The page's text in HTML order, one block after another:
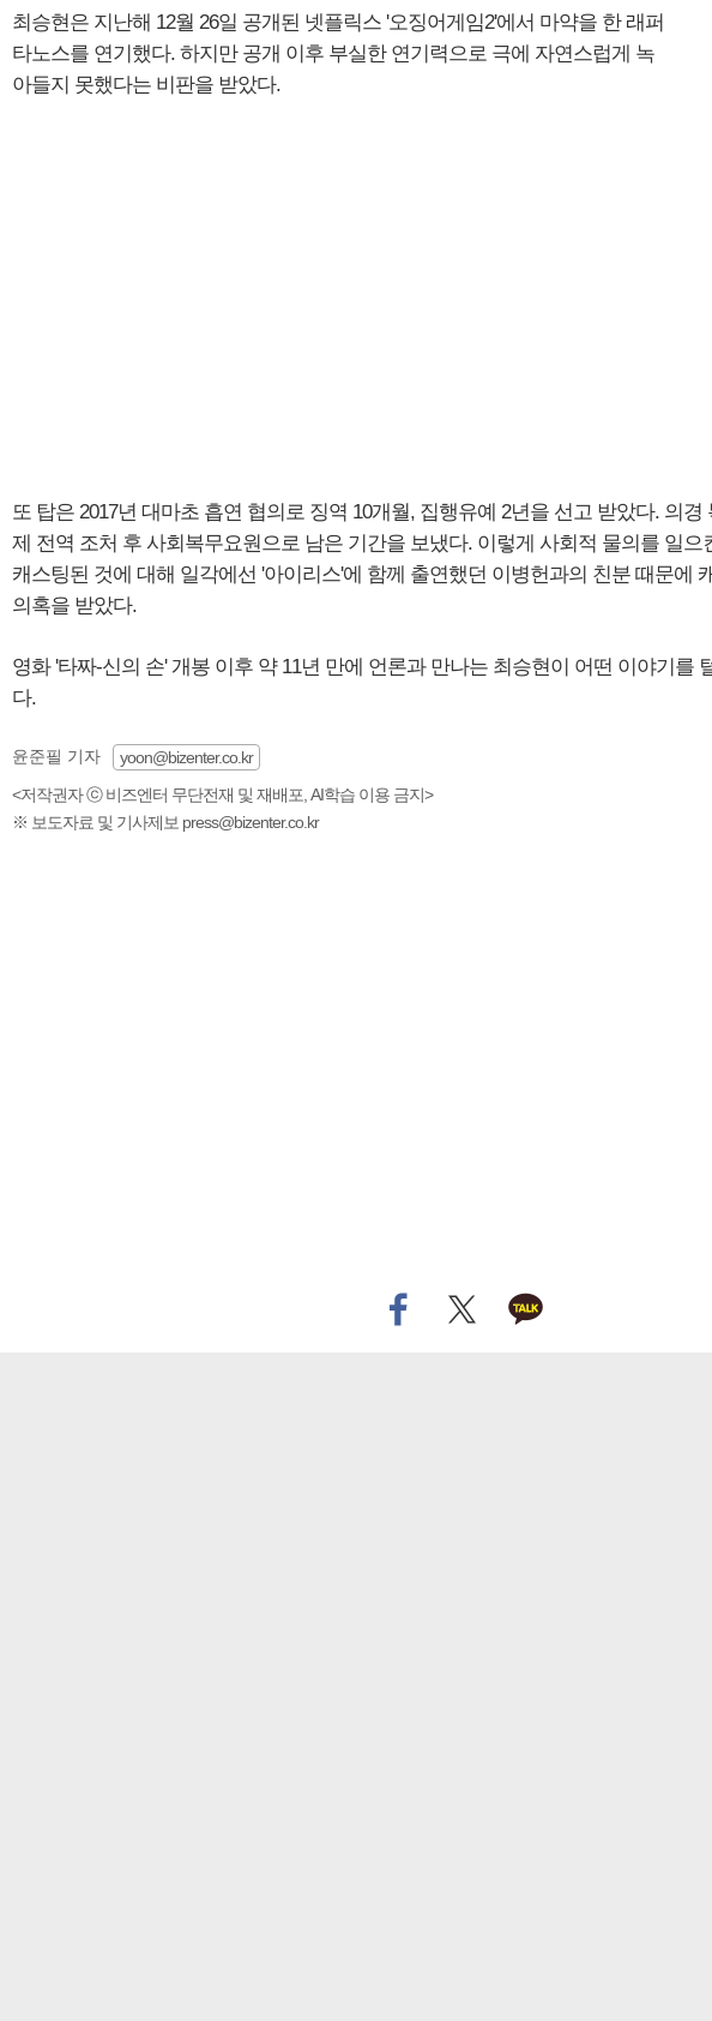
최승현은 지난해 12월 26일 공개된 넷플릭스 '오징어게임2'에서 마약을 한 래퍼
타노스를 연기했다. 하지만 공개 이후 부실한 연기력으로 극에 자연스럽게 녹
아들지 못했다는 비판을 받았다.
또 탑은 2017년 대마초 흡연 협의로 징역 10개월, 집행유예 2년을 선고 받았다. 의
제 전역 조처 후 사회복무요원으로 남은 기간을 보냈다. 이렇게 사회적 물의를 일으
캐스팅된 것에 대해 일각에선 '아이리스'에 함께 출연했던 이병헌과의 친분 때문에
의혹을 받았다.
영화 '타짜-신의 손' 개봉 이후 약 11년 만에 언론과 만나는 최승현이 어떤 이야기를
다.
윤준필 기자
yoon@bizenter.co.kr
<저작권자 ⓒ 비즈엔터 무단전재 및 재배포, AI학습 이용 금지>
※ 보도자료 및 기사제보 press@bizenter.co.kr